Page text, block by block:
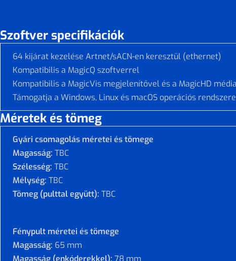
Szoftver specifikációk
64 kijárat kezelése Artnet/sACN-en keresztül (ethernet)
Kompatibilis a MagicQ szoftverrel
Kompatibilis a MagicVis megjelenítővel és a MagicHD
Támogatja a Windows, Linux és macOS operációs
Méretek és tömeg
Gyári csomagolás méretei és tömege
Magasság: TBC
Szélesség: TBC
Mélység: TBC
Tömeg (pulttal együtt): TBC
Fénypult méretei és tömege
Magasság: 65 mm
Magasság (enkóderekkel): 78 mm